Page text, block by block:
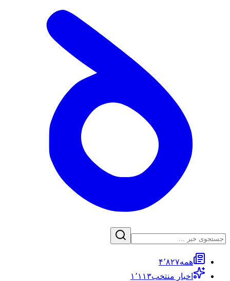
همه۴٬۸۲۷
اخبار منتخب۱٬۱۱۳